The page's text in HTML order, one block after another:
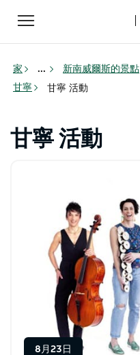
Toggle
navigation
家 ... 新南威爾斯的景點
甘寧
甘寧 活動
甘寧 活動
8月23日